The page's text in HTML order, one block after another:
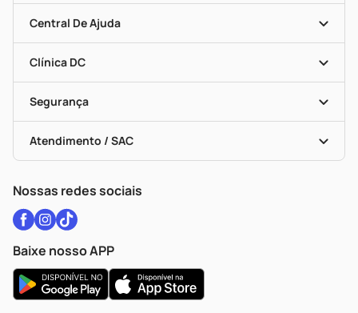
Seja Uma Loja Parceira
Mapa De Categorias
Convênios
Programa Popular Do Brasil
Encarte De Ofertas
Dermaclub
Cupons E Ofertas
Black Friday
Central De Ajuda
Recompra Programada
Alomed
Formas De Pagamento
Troca E Devolução
Bulas De A A Z
Políticas De Marketplace
Clínica DC
Serviços Farmacêuticos
Testes Rápidos
Autoteste Covid-19
Vacinas
Segurança
Portal Da Privacidade
Atendimento / SAC
Nossas redes sociais
Baixe nosso APP